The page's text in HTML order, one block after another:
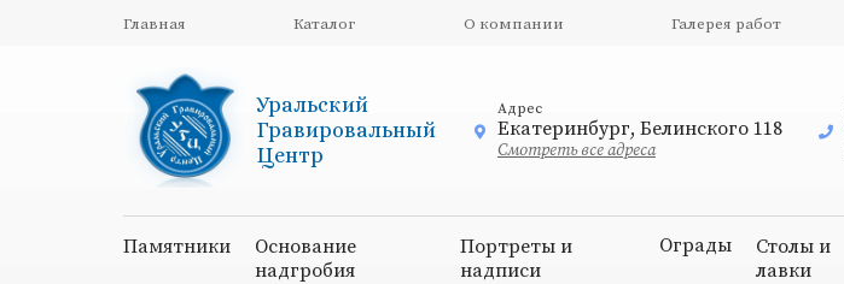
Главная Каталог О компании Галерея работ
Уральский
Гравировальный
Центр
Адрес
Екатеринбург, Белинского 118
Смотреть все адреса
Памятники
Основание
надгробия
Портреты и
надписи
Ограды
Столы и
лавки